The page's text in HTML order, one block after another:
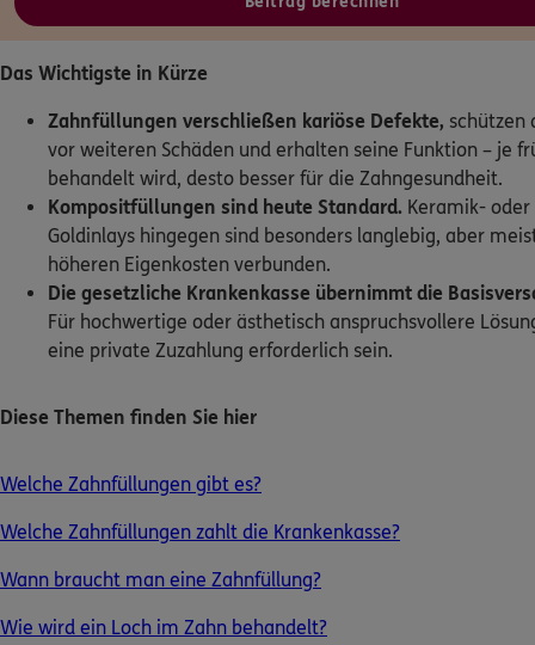
Schaden- oder Leistungsfall melden
Bequem online oder telefonisch.
Kontakt
Meine Versicherungen
Sehen Sie auf einen Blick Ihre Versicherungen bei ERGO, dem
Schaden- oder Leistungsfall melden
Das Wichtigste in Kürze
Zahnfüllungen verschließen kariöse Defekte, schützen
vor weiteren Schäden und erhalten seine Funktion – je
behandelt wird, desto besser für die Zahngesundheit.
Kompositfüllungen sind heute Standard. Keramik- oder
Goldinlays hingegen sind besonders langlebig, aber
höheren Eigenkosten verbunden.
Die gesetzliche Krankenkasse übernimmt die
Für hochwertige oder ästhetisch anspruchsvollere
eine private Zuzahlung erforderlich sein.
Diese Themen finden Sie hier
Welche Zahnfüllungen gibt es?
Welche Zahnfüllungen zahlt die Krankenkasse?
Wann braucht man eine Zahnfüllung?
Wie wird ein Loch im Zahn behandelt?